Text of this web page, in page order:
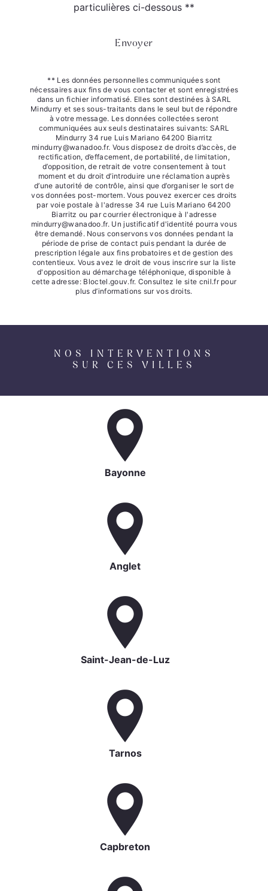
particulières ci-dessous **
Envoyer
** Les données personnelles communiquées sont
nécessaires aux fins de vous contacter et sont enregistrées
dans un fichier informatisé. Elles sont destinées à SARL
Mindurry et ses sous-traitants dans le seul but de répondre
à votre message. Les données collectées seront
communiquées aux seuls destinataires suivants: SARL
Mindurry 34 rue Luis Mariano 64200 Biarritz
mindurry@wanadoo.fr. Vous disposez de droits d’accès, de
rectification, d’effacement, de portabilité, de limitation,
d’opposition, de retrait de votre consentement à tout
moment et du droit d’introduire une réclamation auprès
d’une autorité de contrôle, ainsi que d’organiser le sort de
vos données post-mortem. Vous pouvez exercer ces droits
par voie postale à l'adresse 34 rue Luis Mariano 64200
Biarritz ou par courrier électronique à l'adresse
mindurry@wanadoo.fr. Un justificatif d'identité pourra vous
être demandé. Nous conservons vos données pendant la
période de prise de contact puis pendant la durée de
prescription légale aux fins probatoires et de gestion des
contentieux. Vous avez le droit de vous inscrire sur la liste
d'opposition au démarchage téléphonique, disponible à
cette adresse: Bloctel.gouv.fr. Consultez le site cnil.fr pour
plus d’informations sur vos droits.
NOS INTERVENTIONS
SUR CES VILLES
Bayonne
Anglet
Saint-Jean-de-Luz
Tarnos
Capbreton